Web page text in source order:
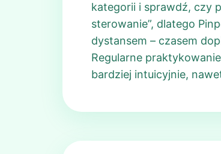
kategorii i sprawdź, czy
sterowanie”, dlatego
dystansem – czasem
Regularne
bardziej intuicyjnie,